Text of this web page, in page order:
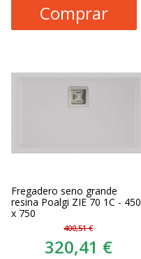
Comprar
Fregadero seno grande
resina Poalgi ZIE 70 1C - 450
x 750
400,51 €
320,41 €